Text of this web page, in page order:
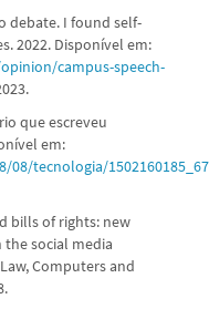
debate. I found self-
2022. Disponível em:
campus-speech-
que escreveu
em:
tecnologia/
bills of rights: new
social media
Computers and